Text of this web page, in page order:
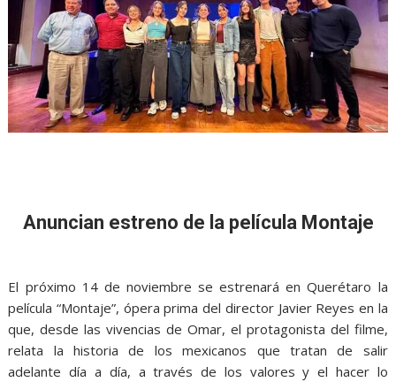
Anuncian estreno de la película Montaje
El próximo 14 de noviembre se estrenará en Querétaro la
película“Montaje”, ópera prima del director Javier Reyes en la
que, desde las vivencias de Omar, el protagonista del filme,
relata la historia de los mexicanos que tratan de salir
adelante día a día, a través de los valores y el hacer lo